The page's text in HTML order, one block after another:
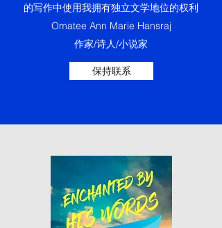
的写作中使用我拥有独立文学地位的权利
Omatee Ann Marie Hansraj
作家/诗人/小说家
保持联系